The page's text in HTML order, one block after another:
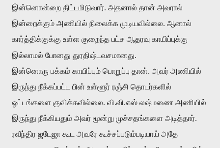
இன்னொன்றை திட்டமிடுவார். அதனால் தான் அவரால்
இன்றைக்கும் அணியில் நிலைக்க முடியவில்லை. ஆனால்
கார்த்திக்குக்கு உள்ள குறைந்த பட்ச ஆதரவு காயிப்புக்கு
இல்லாமல் போனது துரதிஷ்டவசமானது.
இன்னொரு பக்கம் காயிப்பும் பொறுப்பு தான். அவர் அணியில்
இருந்து நீக்கப்பட்ட பின் உள்ளூர் ரஞ்சி தொடர்களில்
ஓட்டங்களை குவிக்கவில்லை. வி.வி.எஸ் லஷ்மணை அணியில்
இருந்து நீக்கியதும் அவர் மூன்று முச்சதங்களை அடித்தார்.
ரவீந்திர ஜடேஜா கூட அவரே கூச்சப்படும்படியாய் அதே